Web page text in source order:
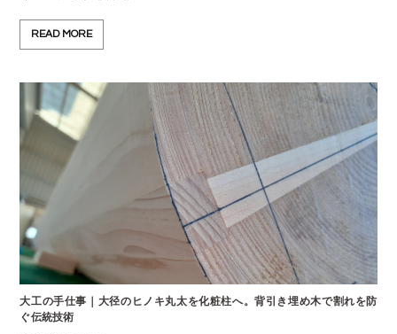
READ MORE
大工の手仕事｜大径のヒノキ丸太を化粧柱へ。背引き埋め木で割れを防
ぐ伝統技術